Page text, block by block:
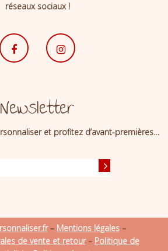
réseaux sociaux !
Newsletter
et profitez d’avant-premières…
– Mentions légales –
de vente et retour– Politique de